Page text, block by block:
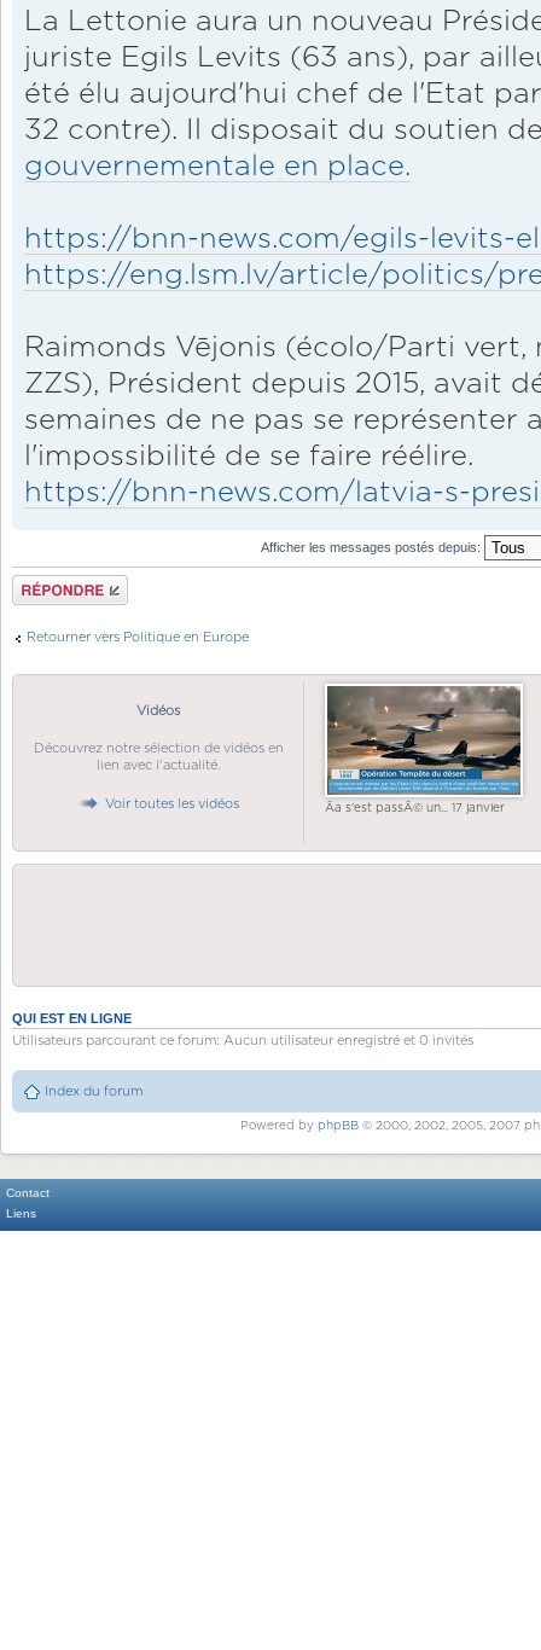
La Lettonie aura un nouveau
juriste Egils Levits (63 ans), par
été élu aujourd'hui chef de l'Etat
32 contre). Il disposait du soutien
gouvernementale en place.
https://bnn-news.com/egils-levits-
https://eng.lsm.lv/article/politics/
Raimonds Vējonis (écolo/Parti
ZZS), Président depuis 2015, avait
semaines de ne pas se représenter
l'impossibilité de se faire réélire.
https://bnn-news.com/latvia-s-
Afficher les messages postés depuis:
Répondre
Retourner vers Politique en Europe
Vidéos
Découvrez notre sélection de vidéos en
lien avec l'actualité.
Voir toutes les vidéos Ãa s'est passÃ© un... 17 janvier
QUI EST EN LIGNE
Utilisateurs parcourant ce forum: Aucun utilisateur enregistré et 0 invités
Index du forum
Powered by phpBB© 2000, 2002, 2005, 2007
Contact
Liens